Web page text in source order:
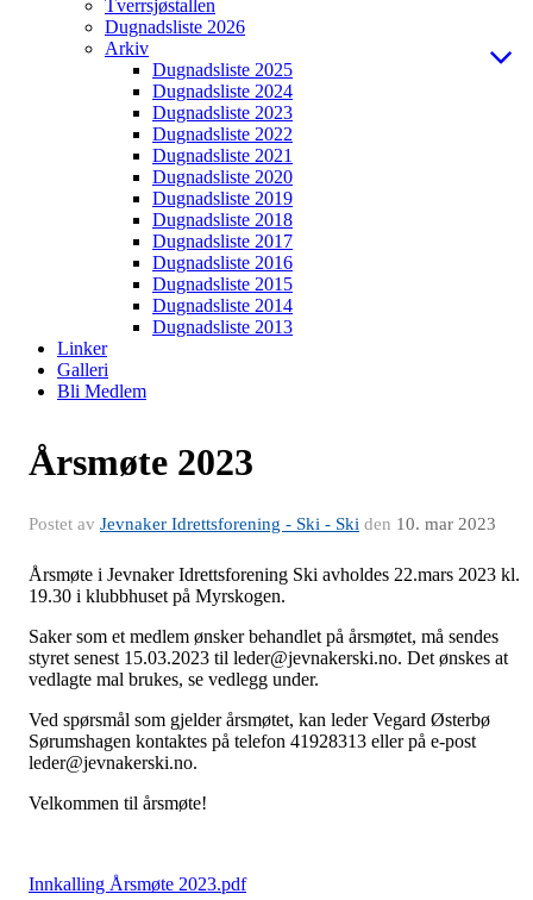
Tverrsjøstallen
Dugnadsliste 2026
Arkiv
Dugnadsliste 2025
Dugnadsliste 2024
Dugnadsliste 2023
Dugnadsliste 2022
Dugnadsliste 2021
Dugnadsliste 2020
Dugnadsliste 2019
Dugnadsliste 2018
Dugnadsliste 2017
Dugnadsliste 2016
Dugnadsliste 2015
Dugnadsliste 2014
Dugnadsliste 2013
Linker
Galleri
Bli Medlem
Årsmøte 2023
Postet av Jevnaker Idrettsforening - Ski - Ski den 10. mar 2023
Årsmøte i Jevnaker Idrettsforening Ski avholdes 22.mars 2023 kl.
19.30 i klubbhuset på Myrskogen.
Saker som et medlem ønsker behandlet på årsmøtet, må sendes
styret senest 15.03.2023 til leder@jevnakerski.no. Det ønskes at
vedlagte mal brukes, se vedlegg under.
Ved spørsmål som gjelder årsmøtet, kan leder Vegard Østerbø
Sørumshagen kontaktes på telefon 41928313 eller på e-post
leder@jevnakerski.no.
Velkommen til årsmøte!
Innkalling Årsmøte 2023.pdf